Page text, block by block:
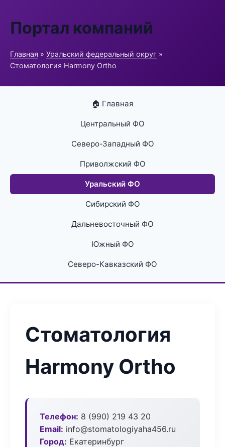
Портал компаний
Главная » Уральский федеральный округ »
Стоматология Harmony Ortho
🏠 Главная
Центральный ФО
Северо-Западный ФО
Приволжский ФО
Уральский ФО
Сибирский ФО
Дальневосточный ФО
Южный ФО
Северо-Кавказский ФО
Стоматология
Harmony Ortho
Телефон: 8 (990) 219 43 20
Email: info@stomatologiyaha456.ru
Город: Екатеринбург